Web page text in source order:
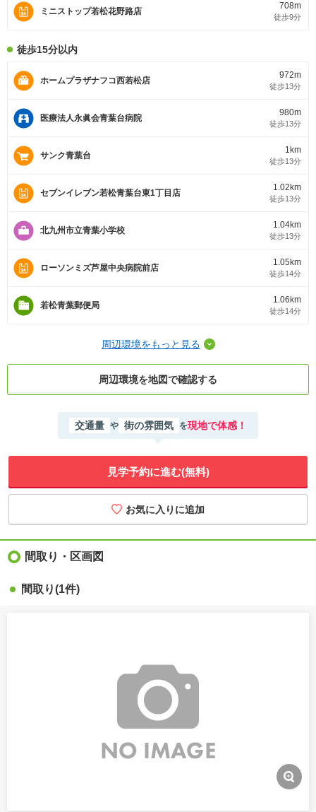
ミニストップ若松花野路店
708m
徒歩9分
徒歩15分以内
ホームプラザナフコ西若松店
972m
徒歩13分
医療法人永眞会青葉台病院
980m
徒歩13分
サンク青葉台
1km
徒歩13分
セブンイレブン若松青葉台東1丁目店
1.02km
徒歩13分
北九州市立青葉小学校
1.04km
徒歩13分
ローソンミズ芦屋中央病院前店
1.05km
徒歩14分
若松青葉郵便局
1.06km
徒歩14分
周辺環境をもっと見る
周辺環境を地図で確認する
交通量 や 街の雰囲気 を現地で体感！
見学予約に進む(無料)
間取り・区画図
間取り(1件)